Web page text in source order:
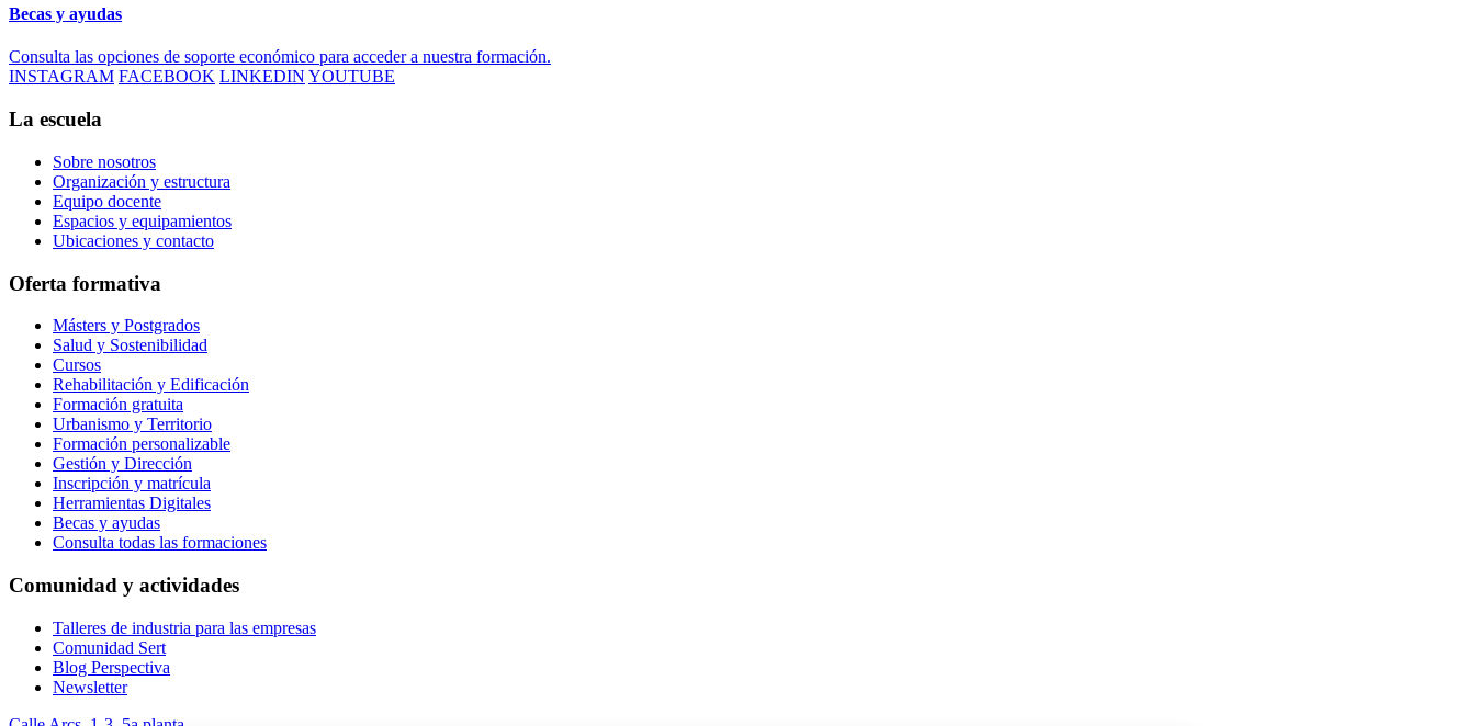
Becas y ayudas
Consulta las opciones de soporte económico para acceder a nuestra formación.
INSTAGRAM FACEBOOK LINKEDIN YOUTUBE
La escuela
Sobre nosotros
Organización y estructura
Equipo docente
Espacios y equipamientos
Ubicaciones y contacto
Oferta formativa
Másters y Postgrados
Salud y Sostenibilidad
Cursos
Rehabilitación y Edificación
Formación gratuita
Urbanismo y Territorio
Formación personalizable
Gestión y Dirección
Inscripción y matrícula
Herramientas Digitales
Becas y ayudas
Consulta todas las formaciones
Comunidad y actividades
Talleres de industria para las empresas
Comunidad Sert
Blog Perspectiva
Newsletter